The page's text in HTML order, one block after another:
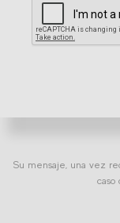
Su mensaje, una vez
caso